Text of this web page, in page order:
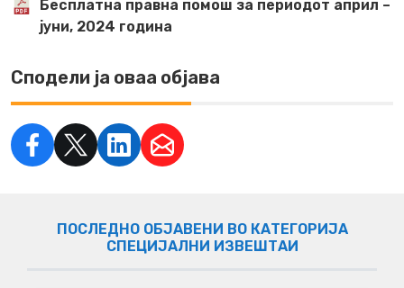
Бесплатна правна помош за периодот април –
јуни, 2024 година
Сподели ја оваа објава
ПОСЛЕДНО ОБЈАВЕНИ ВО КАТЕГОРИЈА
СПЕЦИЈАЛНИ ИЗВЕШТАИ